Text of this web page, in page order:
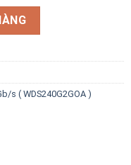
s ( WDS240G2GOA ) số
s ( WDS240G2GOA )